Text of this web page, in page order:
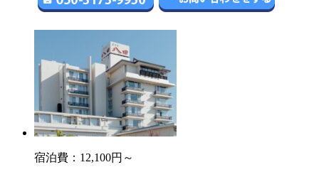
宿泊費： 12,100円～